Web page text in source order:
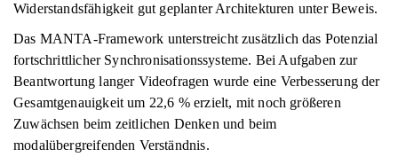
Widerstandsfähigkeit gut geplanter Architekturen unter Beweis.
Das MANTA-Framework unterstreicht zusätzlich das Potenzial
fortschrittlicher Synchronisationssysteme. Bei Aufgaben zur
Beantwortung langer Videofragen wurde eine Verbesserung der
Gesamtgenauigkeit um 22,6 % erzielt, mit noch größeren
Zuwächsen beim zeitlichen Denken und beim
modalübergreifenden Verständnis.